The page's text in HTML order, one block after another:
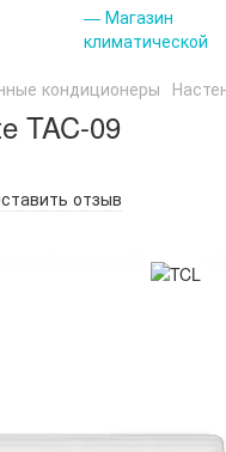
кондиционеры
TAC-09
отзыв